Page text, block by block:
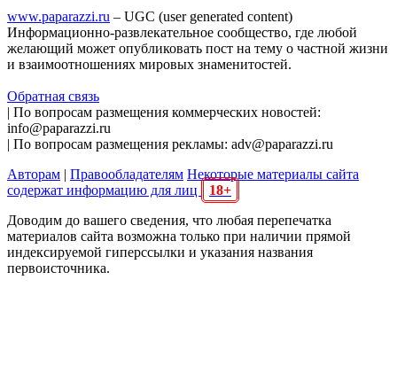
www.paparazzi.ru – UGC (user generated content)
Информационно-развлекательное сообщество, где любой
желающий может опубликовать пост на тему о частной жизни
и взаимоотношениях мировых знаменитостей.
Обратная связь
| По вопросам размещения коммерческих новостей:
info@paparazzi.ru
| По вопросам размещения рекламы: adv@paparazzi.ru
Авторам | Правообладателям Некоторые материалы сайта
содержат информацию для лиц
18+
Доводим до вашего сведения, что любая перепечатка
материалов сайта возможна только при наличии прямой
индексируемой гиперссылки и указания названия
первоисточника.